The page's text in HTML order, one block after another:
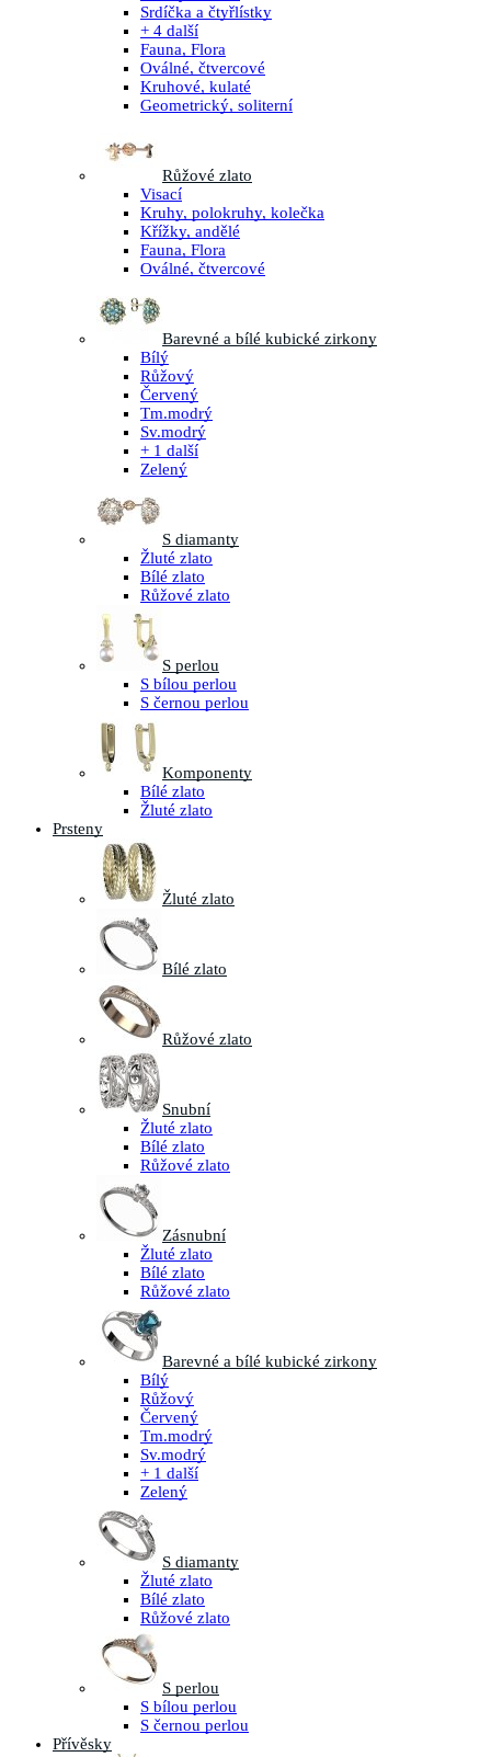
Srdíčka a čtyřlístky
+ 4 další
Fauna, Flora
Oválné, čtvercové
Kruhové, kulaté
Geometrický, soliterní
Růžové zlato
Visací
Kruhy, polokruhy, kolečka
Křížky, andělé
Fauna, Flora
Oválné, čtvercové
Barevné a bílé kubické zirkony
Bílý
Růžový
Červený
Tm.modrý
Sv.modrý
+ 1 další
Zelený
S diamanty
Žluté zlato
Bílé zlato
Růžové zlato
S perlou
S bílou perlou
S černou perlou
Komponenty
Bílé zlato
Žluté zlato
Prsteny
Žluté zlato
Bílé zlato
Růžové zlato
Snubní
Žluté zlato
Bílé zlato
Růžové zlato
Zásnubní
Žluté zlato
Bílé zlato
Růžové zlato
Barevné a bílé kubické zirkony
Bílý
Růžový
Červený
Tm.modrý
Sv.modrý
+ 1 další
Zelený
S diamanty
Žluté zlato
Bílé zlato
Růžové zlato
S perlou
S bílou perlou
S černou perlou
Přívěsky